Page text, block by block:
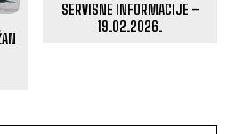
SERVISNE INFORMACIJE –
19.02.2026.